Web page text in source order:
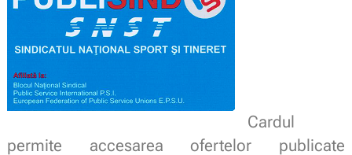
Cardul
permite accesarea ofertelor publicate